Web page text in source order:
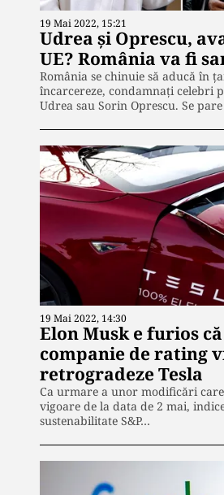
19 Mai 2022, 15:21
Udrea și Oprescu,
UE? România va fi
România se chinuie să aducă în
încarcereze, condamnați celebri
Udrea sau Sorin Oprescu. Se
19 Mai 2022, 14:30
Elon Musk e furios
companie de rating
retrogradeze Tesla
Ca urmare a unor modificări
vigoare de la data de 2 mai,
sustenabilitate S&P…